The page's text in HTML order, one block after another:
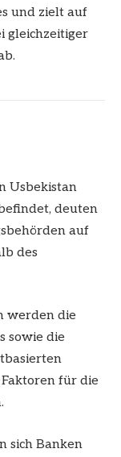
und zielt auf
gleichzeitiger
Usbekistan
deuten
auf
des
werden die
sowie die
für die
sich Banken